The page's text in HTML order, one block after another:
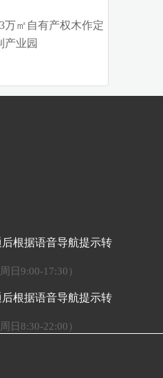
万㎡自有产权木作定
产业园
后根据语音导航提示转
日9:00-17:30）
后根据语音导航提示转
日8:30-22:00）